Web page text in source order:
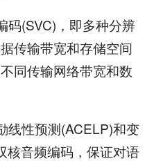
(SVC)，即多种分辨
传输带宽和存储空间
同传输网络带宽和数
性预测(ACELP)和变
核音频编码，保证对语